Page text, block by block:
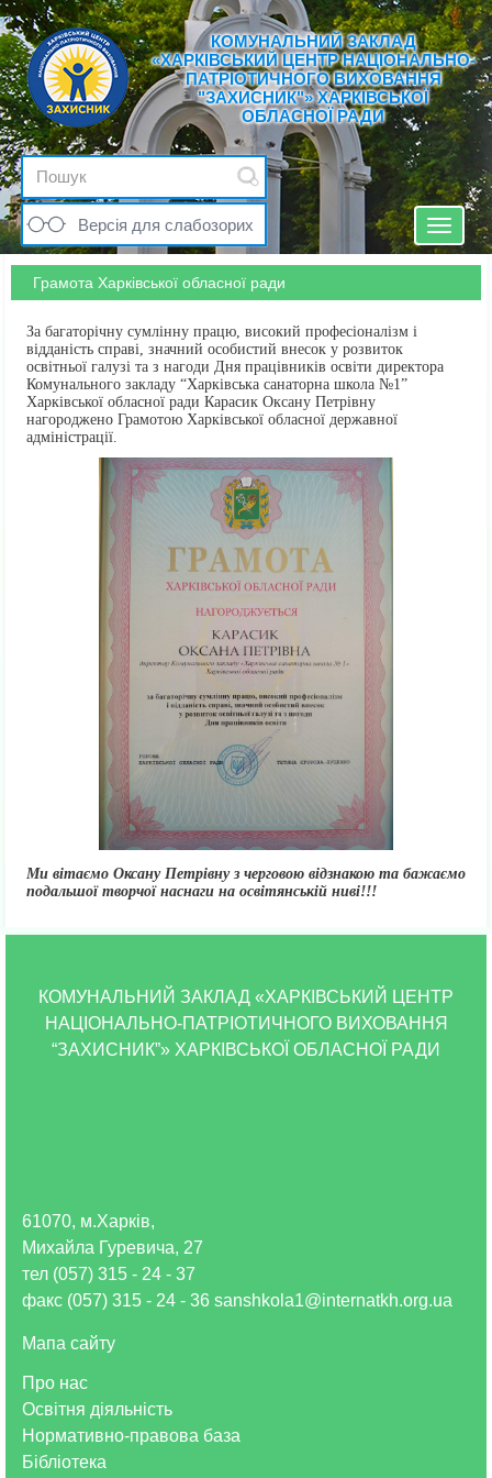
КОМУНАЛЬНИЙ ЗАКЛАД
«ХАРКІВСЬКИЙ ЦЕНТР НАЦІОНАЛЬНО-
ПАТРІОТИЧНОГО ВИХОВАННЯ
"ЗАХИСНИК"» ХАРКІВСЬКОЇ
ОБЛАСНОЇ РАДИ
Версія для слабозорих
Toggle
Грамота Харківської обласної ради
За багаторічну сумлінну працю, високий професіоналізм і
відданість справі, значний особистий внесок у розвиток
освітньої галузі та з нагоди Дня працівників освіти директора
Комунального закладу “Харківська санаторна школа №1”
Харківської обласної ради Карасик Оксану Петрівну
нагороджено Грамотою Харківської обласної державної
адміністрації.
Ми вітаємо Оксану Петрівну з черговою відзнакою та бажаємо
подальшої творчої наснаги на освітянській ниві!!!
КОМУНАЛЬНИЙ ЗАКЛАД «ХАРКІВСЬКИЙ ЦЕНТР
НАЦІОНАЛЬНО-ПАТРІОТИЧНОГО ВИХОВАННЯ
“ЗАХИСНИК”» ХАРКІВСЬКОЇ ОБЛАСНОЇ РАДИ
Про нас
Освітня діяльність
Нормативно-правова база
Бібліотека
61070, м.Харків,
Михайла Гуревича, 27
тел (057) 315 - 24 - 37
факс (057) 315 - 24 - 36 sanshkola1@internatkh.org.ua
Мапа сайту